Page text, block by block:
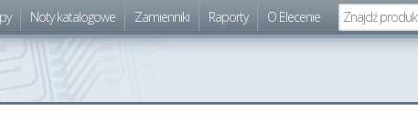
Noty katalogowe Zamienniki Raporty O Elecenie